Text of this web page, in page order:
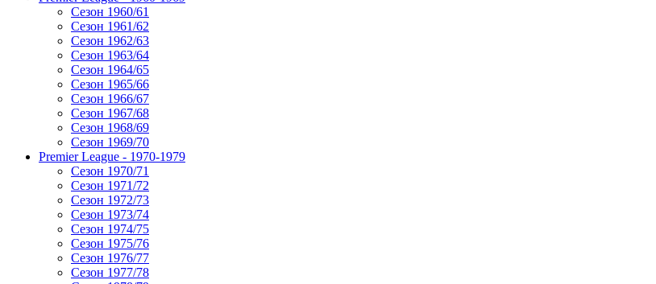
Сезон 1960/61
Сезон 1961/62
Сезон 1962/63
Сезон 1963/64
Сезон 1964/65
Сезон 1965/66
Сезон 1966/67
Сезон 1967/68
Сезон 1968/69
Сезон 1969/70
Premier League - 1970-1979
Сезон 1970/71
Сезон 1971/72
Сезон 1972/73
Сезон 1973/74
Сезон 1974/75
Сезон 1975/76
Сезон 1976/77
Сезон 1977/78